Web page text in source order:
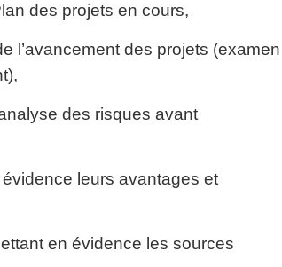
des projets en cours,
l’avancement des projets (examen
des risques avant
leurs avantages et
en évidence les sources